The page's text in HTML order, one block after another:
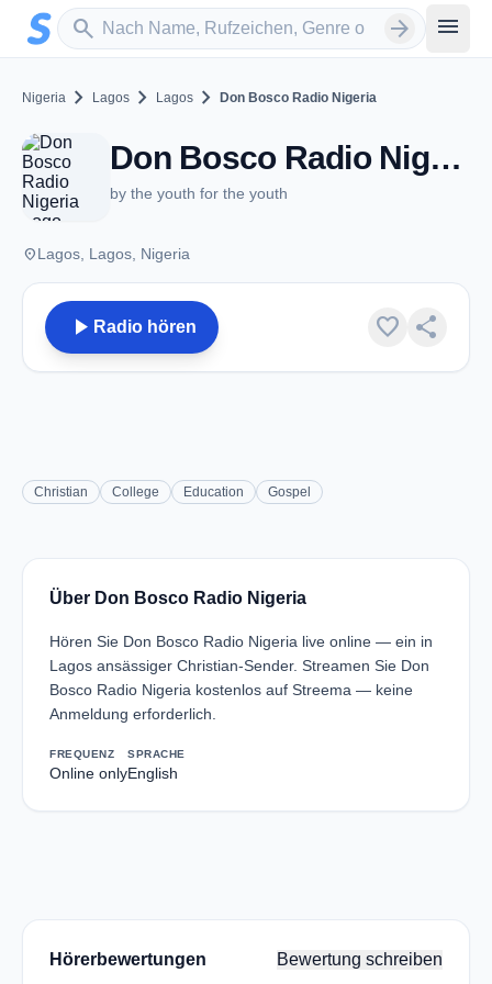
Zum Hauptinhalt springen
search
Sender suchen arrow_forward menu
Nigeria chevron_right Lagos chevron_right Lagos chevron_right Don Bosco Radio Nigeria
Don Bosco Radio Nigeria - Lagos
by the youth for the youth
placeLagos, Lagos, Nigeria
play_arrow Radio hören favorite share
Christian College Education Gospel
Über Don Bosco Radio Nigeria
Hören Sie Don Bosco Radio Nigeria live online — ein in
Lagos ansässiger Christian-Sender. Streamen Sie Don
Bosco Radio Nigeria kostenlos auf Streema — keine
Anmeldung erforderlich.
FREQUENZ
Online only
SPRACHE
English
Hörerbewertungen Bewertung schreiben